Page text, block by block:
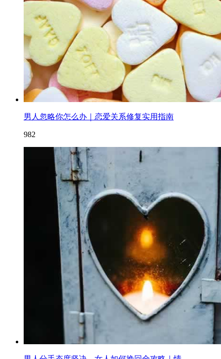
男人忽略你怎么办｜恋爱关系修复实用指南
982